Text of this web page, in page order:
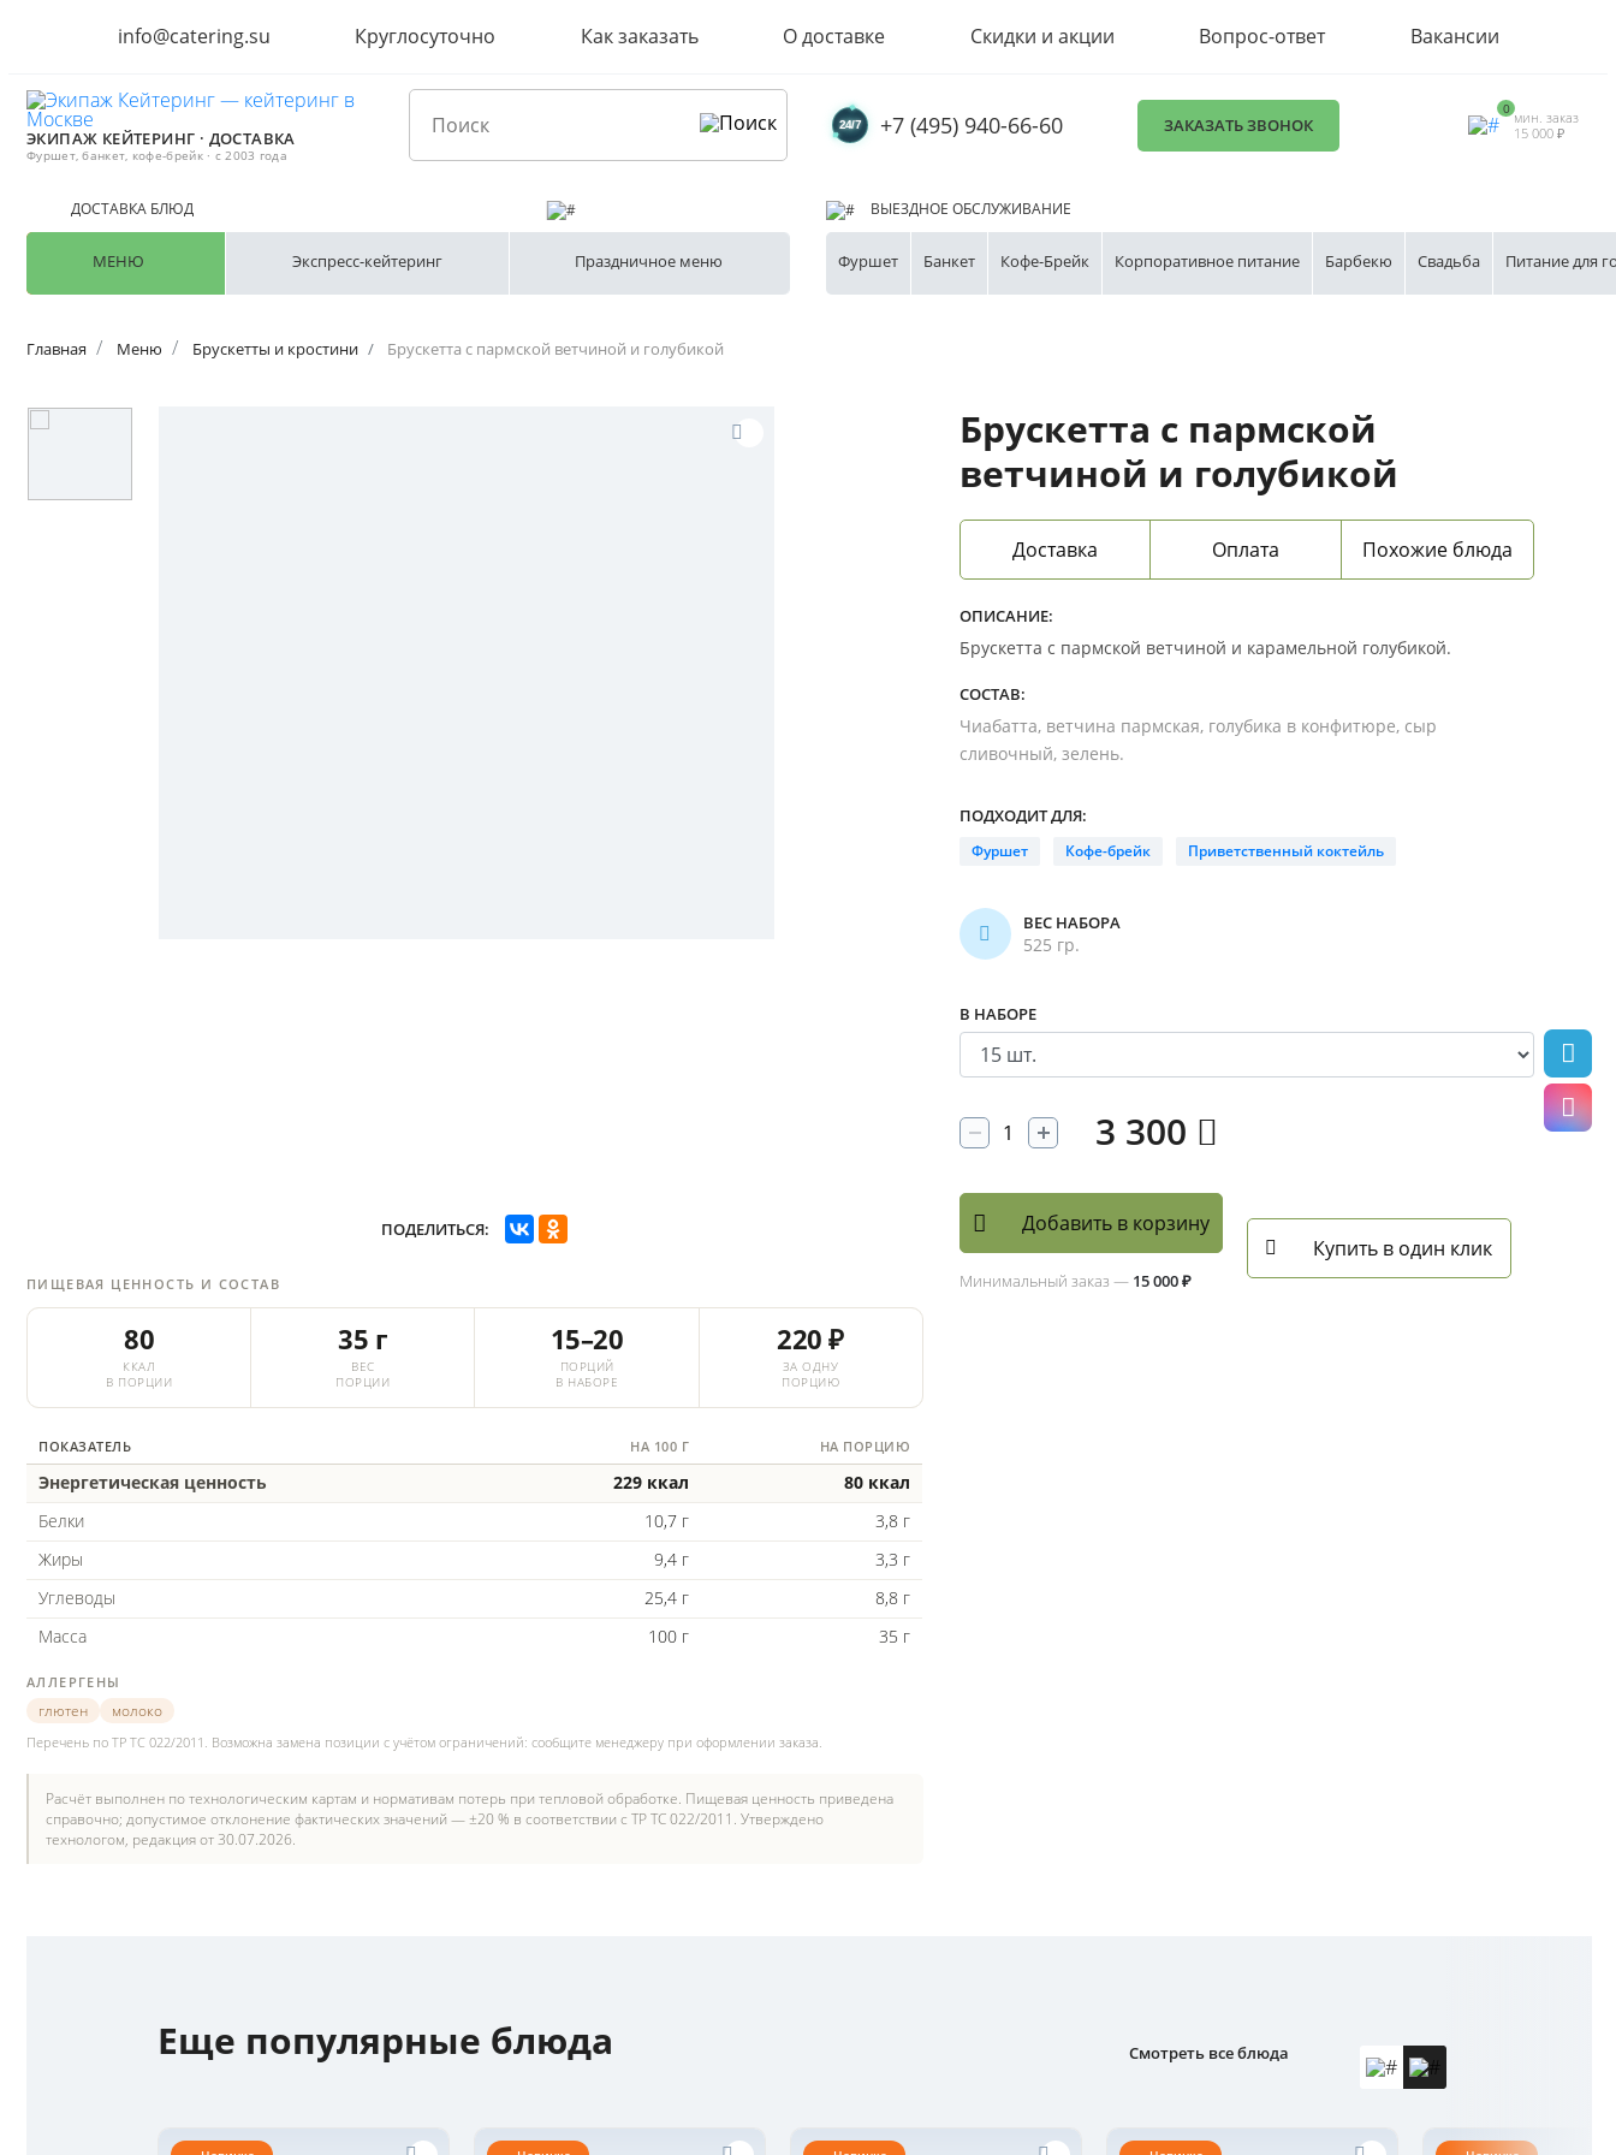
info@catering.su Круглосуточно Как заказать О доставке Скидки и акции Вопрос-ответ Вакансии
ЭКИПАЖ КЕЙТЕРИНГ · ДОСТАВКА
Фуршет, банкет, кофе-брейк · с 2003 года
+7 (495) 940-66-60 ЗАКАЗАТЬ ЗВОНОК
0 мин. заказ
15 000 ₽
ДОСТАВКА БЛЮД
МЕНЮ Экспресс-кейтеринг Праздничное меню
ВЫЕЗДНОЕ ОБСЛУЖИВАНИЕ
Фуршет Банкет Кофе-Брейк Корпоративное питание Барбекю Свадьба Питание для
Главная Меню Брускетты и кростини Брускетта с пармской ветчиной и голубикой
ПОДЕЛИТЬСЯ:
ПИЩЕВАЯ ЦЕННОСТЬ И СОСТАВ
80
ККАЛ
В ПОРЦИИ
35 г
ВЕС
ПОРЦИИ
15–20
ПОРЦИЙ
В НАБОРЕ
220 ₽
ЗА ОДНУ
ПОРЦИЮ
ПОКАЗАТЕЛЬ НА 100 Г НА ПОРЦИЮ
Энергетическая ценность 229 ккал
80 ккал
Белки
10,7 г
3,8 г
Жиры
9,4 г
3,3 г
Углеводы
25,4 г
8,8 г
Масса
100 г 35 г
АЛЛЕРГЕНЫ
глютен
молоко
Перечень по ТР ТС 022/2011. Возможна замена позиции с учётом ограничений: сообщите менеджеру при оформлении заказа.
Расчёт выполнен по технологическим картам и нормативам потерь при тепловой обработке. Пищевая ценность приведена
справочно; допустимое отклонение фактических значений — ±20 % в соответствии с ТР ТС 022/2011. Утверждено
технологом, редакция от 30.07.2026.
Брускетта с пармской
ветчиной и голубикой
Доставка Оплата Похожие блюда
ОПИСАНИЕ:
Брускетта с пармской ветчиной и карамельной голубикой.
СОСТАВ:
Чиабатта, ветчина пармская, голубика в конфитюре, сыр
сливочный, зелень.
ПОДХОДИТ ДЛЯ:
Фуршет Кофе-брейк Приветственный коктейль
ВЕС НАБОРА
525 гр.
В НАБОРЕ
3 300
Добавить в корзину
Минимальный заказ — 15 000 ₽
Купить в один клик
Еще популярные блюда Смотреть все блюда